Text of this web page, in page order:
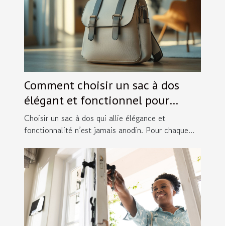
Comment choisir un sac à dos
élégant et fonctionnel pour
chaque occasion ?
Choisir un sac à dos qui allie élégance et
fonctionnalité n’est jamais anodin. Pour chaque...